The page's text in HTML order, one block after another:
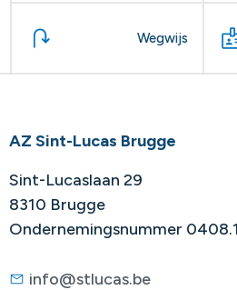
Wegwijs
AZ Sint-Lucas Brugge
Sint-Lucaslaan 29
8310 Brugge
Ondernemingsnummer
info@stlucas.be